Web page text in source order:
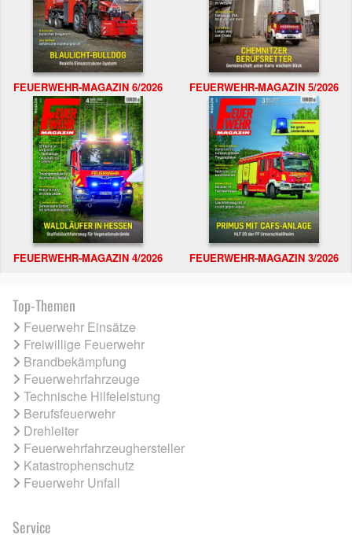
FEUERWEHR-MAGAZIN 6/2026 FEUERWEHR-MAGAZIN 5/2026
FEUERWEHR-MAGAZIN 4/2026 FEUERWEHR-MAGAZIN 3/2026
Top-Themen
Feuerwehr Einsätze
Freiwillige Feuerwehr
Brandbekämpfung
Feuerwehrfahrzeuge
Technische Hilfeleistung
Berufsfeuerwehr
Drehleiter
Feuerwehrfahrzeughersteller
Katastrophenschutz
Feuerwehr Unfall
Service